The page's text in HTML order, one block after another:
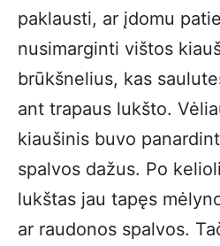
paklausti, ar įdomu
nusimarginti vištos
brūkšnelius, kas
ant trapaus lukšto.
kiaušinis buvo
spalvos dažus. Po
lukštas jau tapęs
ar raudonos spalvos.